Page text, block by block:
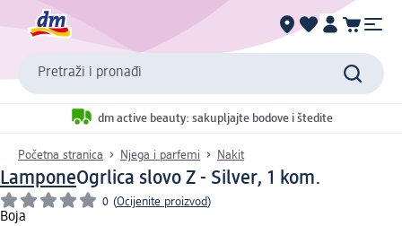
Pretraži i pronađi
dm active beauty: sakupljajte bodove i štedite
Početna stranica Njega i parfemi Nakit
LamponeOgrlica slovo Z - Silver, 1 kom.
0 (Ocijenite proizvod)
Boja